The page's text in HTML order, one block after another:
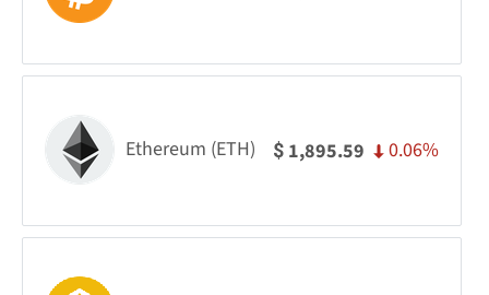
Ethereum (ETH) $ 1,895.59 0.06%